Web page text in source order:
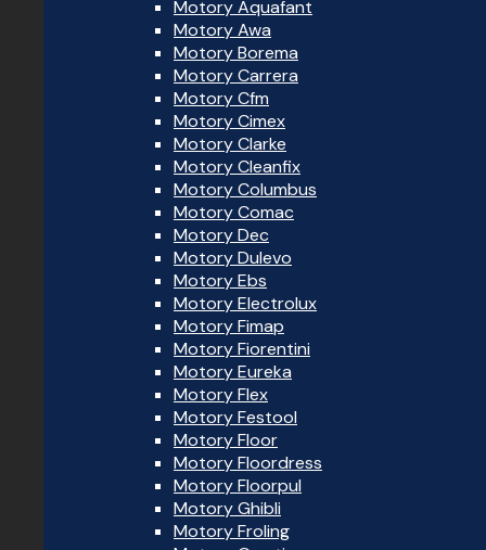
Motory Aquafant
Motory Awa
Motory Borema
Motory Carrera
Motory Cfm
Motory Cimex
Motory Clarke
Motory Cleanfix
Motory Columbus
Motory Comac
Motory Dec
Motory Dulevo
Motory Ebs
Motory Electrolux
Motory Fimap
Motory Fiorentini
Motory Eureka
Motory Flex
Motory Festool
Motory Floor
Motory Floordress
Motory Floorpul
Motory Ghibli
Motory Froling